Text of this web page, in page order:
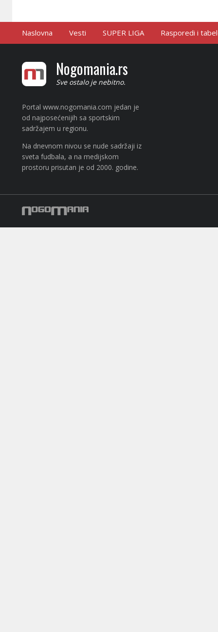
Naslovna Vesti SUPER LIGA Rasporedi i
Nogomania.rs
Sve ostalo je nebitno.
Portal www.nogomania.com jedan je
od najposećenijih sa sportskim
sadržajem u regionu.
Na dnevnom nivou se nude sadržaji iz
sveta fudbala, a na medijskom
prostoru prisutan je od 2000. godine.